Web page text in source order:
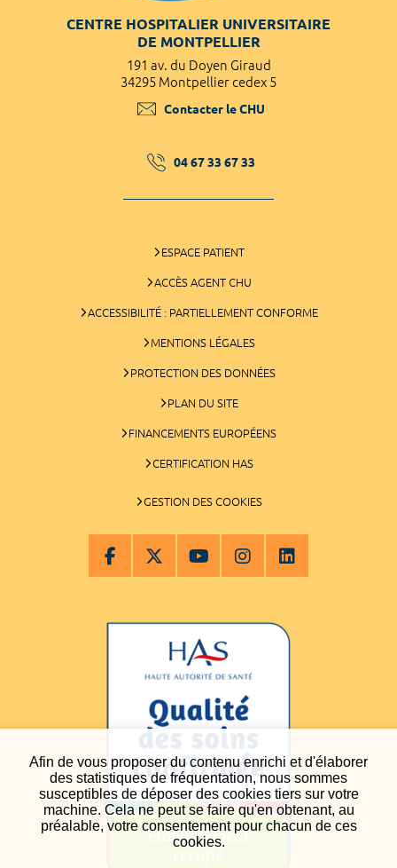
Afin de vous proposer du contenu enrichi et d'élaborer
des statistiques de fréquentation, nous sommes
susceptibles de déposer des cookies tiers sur votre
machine. Cela ne peut se faire qu'en obtenant, au
préalable, votre consentement pour chacun de ces
cookies.
CENTRE HOSPITALIER UNIVERSITAIRE
DE MONTPELLIER
191 av. du Doyen Giraud
34295 Montpellier cedex 5
Contacter le CHU
04 67 33 67 33
ESPACE PATIENT
ACCÈS AGENT CHU
ACCESSIBILITÉ : PARTIELLEMENT CONFORME
MENTIONS LÉGALES
PROTECTION DES DONNÉES
PLAN DU SITE
FINANCEMENTS EUROPÉENS
CERTIFICATION HAS
GESTION DES COOKIES